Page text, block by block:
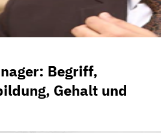
Begriff,
Gehalt und